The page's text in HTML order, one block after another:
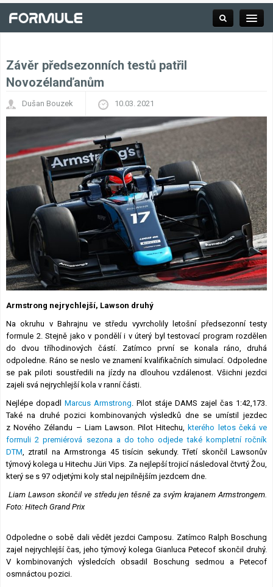
Závodní série
Kalendář F1
Výsledky F1
Týmy a jezdci F1
Okruhy F1
Lexikon F1
Závěr předsezonních testů patřil
Novozélanďanům
Dušan Bouzek 10.03. 2021
Armstrong nejrychlejší, Lawson druhý
Na okruhu v Bahrajnu ve středu vyvrcholily letošní předsezonní testy
formule 2. Stejně jako v pondělí i v úterý byl testovací program rozdělen
do dvou tříhodinových částí. Zatímco první se konala ráno, druhá
odpoledne. Ráno se neslo ve znamení kvalifikačních simulací. Odpoledne
se pak piloti soustředili na jízdy na dlouhou vzdálenost. Všichni jezdci
zajeli svá nejrychlejší kola v ranní části.
Nejlépe dopadl Marcus Armstrong. Pilot stáje DAMS zajel čas 1:42,173.
Také na druhé pozici kombinovaných výsledků dne se umístil jezdec
z Nového Zélandu – Liam Lawson. Pilot Hitechu, kterého letos čeká ve
formuli 2 premiérová sezona a do toho odjede také kompletní ročník
DTM, ztratil na Armstronga 45 tisícin sekundy. Třetí skončil Lawsonův
týmový kolega u Hitechu Jüri Vips. Za nejlepší trojicí následoval čtvrtý Žou,
který se s 97 odjetými koly stal nejpilnějším jezdcem dne.
Liam Lawson skončil ve středu jen těsně za svým krajanem Armstrongem.
Foto: Hitech Grand Prix
Odpoledne o sobě dali vědět jezdci Camposu. Zatímco Ralph Boschung
zajel nejrychlejší čas, jeho týmový kolega Gianluca Petecof skončil druhý.
V kombinovaných výsledcích obsadil Boschung sedmou a Petecof
osmnáctou pozici.